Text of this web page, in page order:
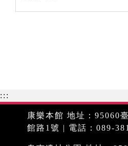
:::
康樂本館 地址：95060
館路1號 | 電話：089-